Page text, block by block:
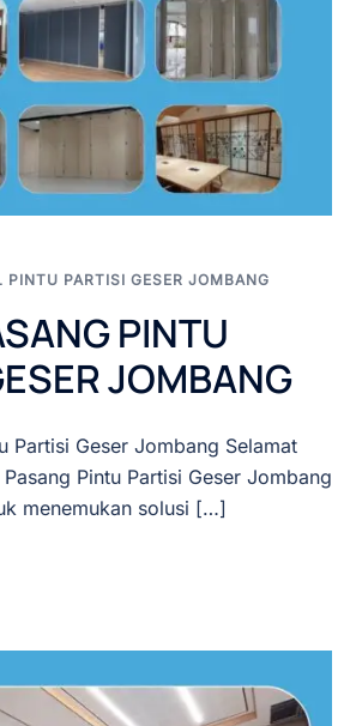
PINTU PARTISI GESER JOMBANG
PINTU
JOMBANG
Partisi Geser Jombang Selamat
Pintu Partisi Geser Jombang
menemukan solusi […]